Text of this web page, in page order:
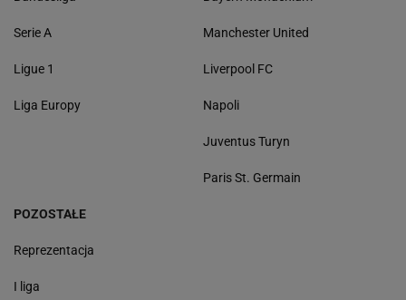
Serie A
Ligue 1
Liga Europy
Manchester United
Liverpool FC
Napoli
Juventus Turyn
Paris St. Germain
POZOSTAŁE
Reprezentacja
I liga